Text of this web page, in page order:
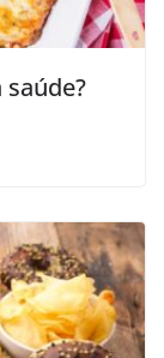
saúde?